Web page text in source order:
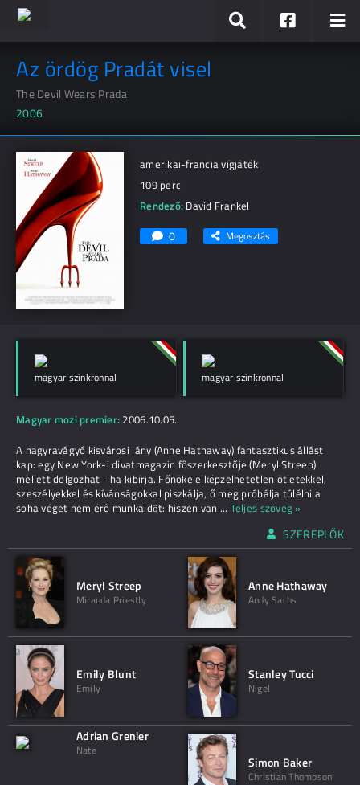
Az ördög Pradát visel
The Devil Wears Prada
2006
amerikai-francia vígjáték
109 perc
Rendező: David Frankel
0 Megosztás
magyar szinkronnal magyar szinkronnal
Magyar mozi premier: 2006.10.05.
A nagyravágyó kisvárosi lány (Anne Hathaway) fantasztikus állást
kap: egy New York-i divatmagazin főszerkesztője (Meryl Streep)
mellett dolgozhat - ha kibírja. Főnöke elképzelhetetlen ötletekkel,
szeszélyekkel és kívánságokkal piszkálja, ő meg próbálja túlélni a
soha véget nem érő munkaidốt: hiszen van ... Teljes szöveg »
SZEREPLŐK
Meryl Streep
Miranda Priestly
Anne Hathaway
Andy Sachs
Emily Blunt
Emily
Stanley Tucci
Nigel
Adrian Grenier
Nate
Simon Baker
Christian Thompson